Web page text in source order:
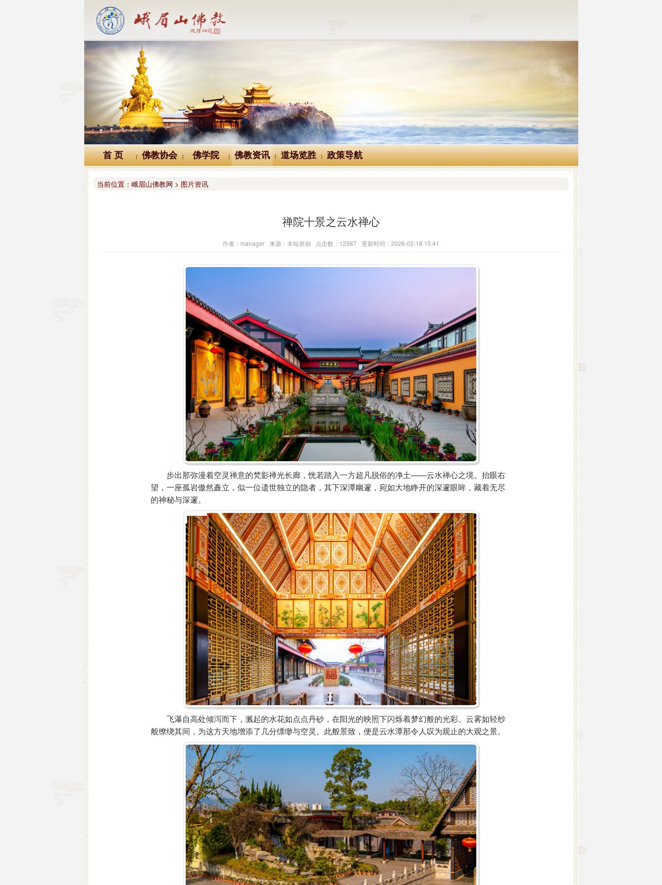
首 页 | 佛教协会 | 佛学院 | 佛教资讯 | 道场览胜 | 政策导航
当前位置： 峨眉山佛教网 > 图片资讯
禅院十景之云水禅心
作者：manager 来源：本站原创 点击数：12987 更新时间：2026-02-18 15:41
步出那弥漫着空灵禅意的梵影禅光长廊，恍若踏入一方超凡脱俗的净土——云水禅心之境。抬眼右
望，一座孤岩傲然矗立，似一位遗世独立的隐者，其下深潭幽邃，宛如大地睁开的深邃眼眸，藏着无尽
的神秘与深邃。
飞瀑自高处倾泻而下，溅起的水花如点点丹砂，在阳光的映照下闪烁着梦幻般的光彩。云雾如轻纱
般缭绕其间，为这方天地增添了几分缥缈与空灵。此般景致，便是云水潭那令人叹为观止的大观之景。